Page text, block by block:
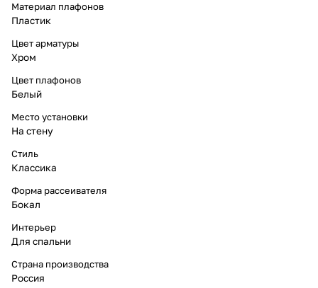
Материал плафонов
Пластик
Цвет арматуры
Хром
Цвет плафонов
Белый
Место установки
На стену
Стиль
Классика
Форма рассеивателя
Бокал
Интерьер
Для спальни
Страна производства
Россия